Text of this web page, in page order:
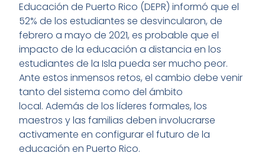
Educación de Puerto Rico (DEPR) informó que el
52% de los estudiantes se desvincularon, de
febrero a mayo de 2021, es probable que el
impacto de la educación a distancia en los
estudiantes de la Isla pueda ser mucho peor.
Ante estos inmensos retos, el cambio debe venir
tanto del sistema como del ámbito
local. Además de los líderes formales, los
maestros y las familias deben involucrarse
activamente en configurar el futuro de la
educación en Puerto Rico.